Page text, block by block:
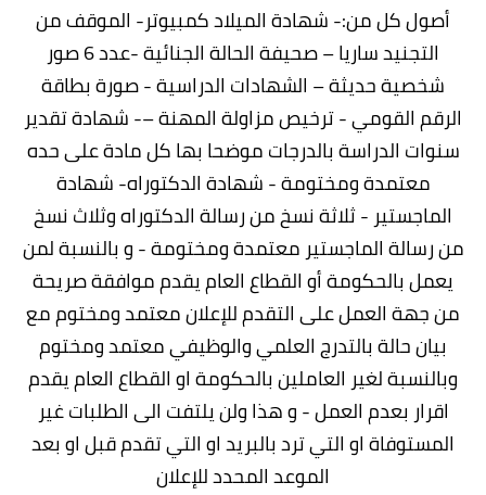
أصول كل من:- شهادة الميلاد كمبيوتر- الموقف من
التجنيد ساريا – صحيفة الحالة الجنائية -عدد 6 صور
شخصية حديثة – الشهادات الدراسية - صورة بطاقة
الرقم القومي - ترخيص مزاولة المهنة –- شهادة تقدير
سنوات الدراسة بالدرجات موضحا بها كل مادة على حده
معتمدة ومختومة - شهادة الدكتوراه- شهادة
الماجستير - ثلاثة نسخ من رسالة الدكتوراه وثلاث نسخ
من رسالة الماجستير معتمدة ومختومة - و بالنسبة لمن
يعمل بالحكومة أو القطاع العام يقدم موافقة صريحة
من جهة العمل على التقدم للإعلان معتمد ومختوم مع
بيان حالة بالتدرج العلمي والوظيفي معتمد ومختوم
وبالنسبة لغير العاملين بالحكومة او القطاع العام يقدم
اقرار بعدم العمل - و هذا ولن يلتفت الى الطلبات غير
المستوفاة او التي ترد بالبريد او التي تقدم قبل او بعد
الموعد المحدد للإعلان